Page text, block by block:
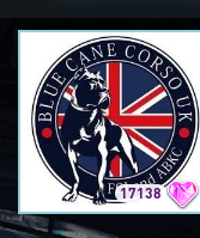
17138